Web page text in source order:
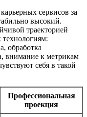
сервисов за
высокий.
траекторией
технологиям:
обработка
внимание к метрикам
себя в такой
Профессиональная
проекция